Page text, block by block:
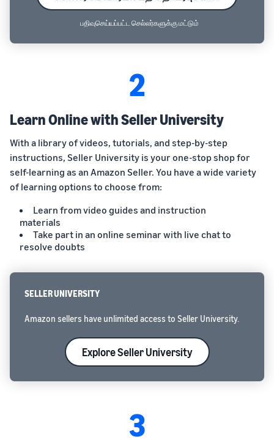
பதிவுசெய்யப்பட்ட செல்லர்களுக்கு மட்டும்
2
Learn Online with Seller University
With a library of videos, tutorials, and step-by-step
instructions, Seller University is your one-stop shop for
self-learning as an Amazon Seller. You have a wide variety
of learning options to choose from:
Learn from video guides and instruction
materials
Take part in an online seminar with live chat to
resolve doubts
SELLER UNIVERSITY
Amazon sellers have unlimited access to Seller University.
Explore Seller University
3